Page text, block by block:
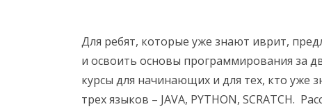
Для ребят, которые уже знают иврит,
и освоить основы программирования за
курсы для начинающих и для тех, кто уже
трех языков – JAVA, PYTHON, SCRATCH.